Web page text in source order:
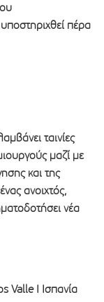
πέρα
ταινίες
μαζί με
και της
ανοιχτός,
νέα
Valle I Ισπανία